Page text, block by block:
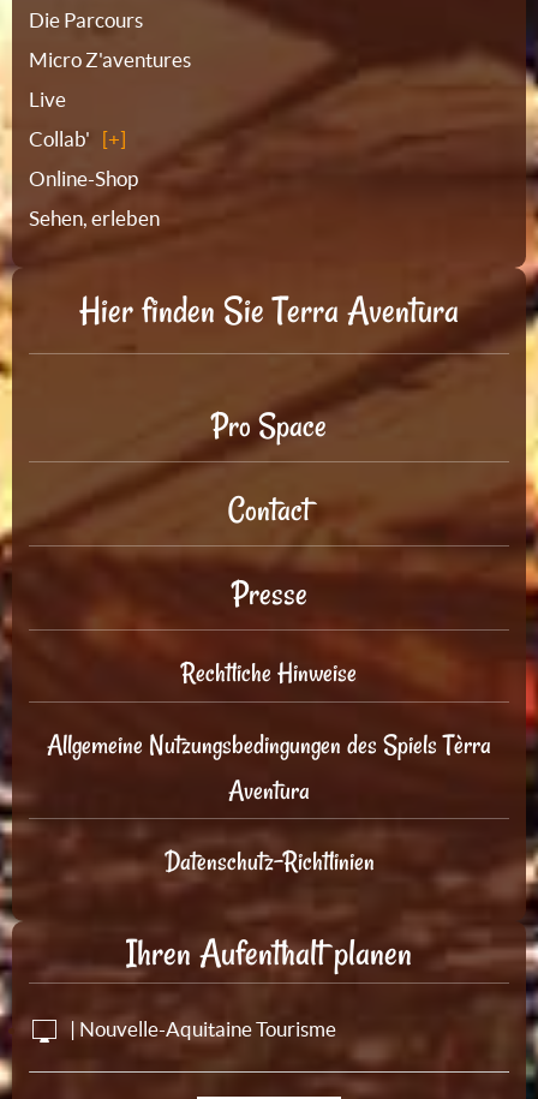
Die Parcours
Micro Z'aventures
Live
Collab'
Online-Shop
Sehen, erleben
Hier finden Sie Terra Aventura
Pro Space
Contact
Presse
Rechtliche Hinweise
Allgemeine Nutzungsbedingungen des Spiels Tèrra
Aventura
Datenschutz-Richtlinien
Ihren Aufenthalt planen
| Nouvelle-Aquitaine Tourisme